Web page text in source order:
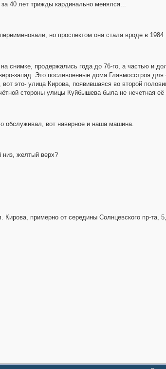
40 лет трижды кардинально менялся...
но проспектом она стала вроде в
снимке, продержались года до 76-го, а частью и
запад. Это послевоенные дома Главмосстроя для
это- улица Кирова, появившаяся во второй
стороны улицы Куйбышева была не нечетная
обслуживал, вот наверное и наша машина.
низ, желтый верх?
примерно от середины Солнцевского пр-та,